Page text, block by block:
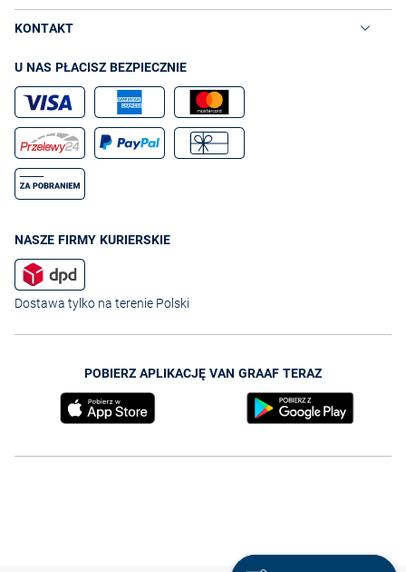
KONTAKT
U NAS PŁACISZ BEZPIECZNIE
NASZE FIRMY KURIERSKIE
Dostawa tylko na terenie Polski
POBIERZ APLIKACJĘ VAN GRAAF TERAZ